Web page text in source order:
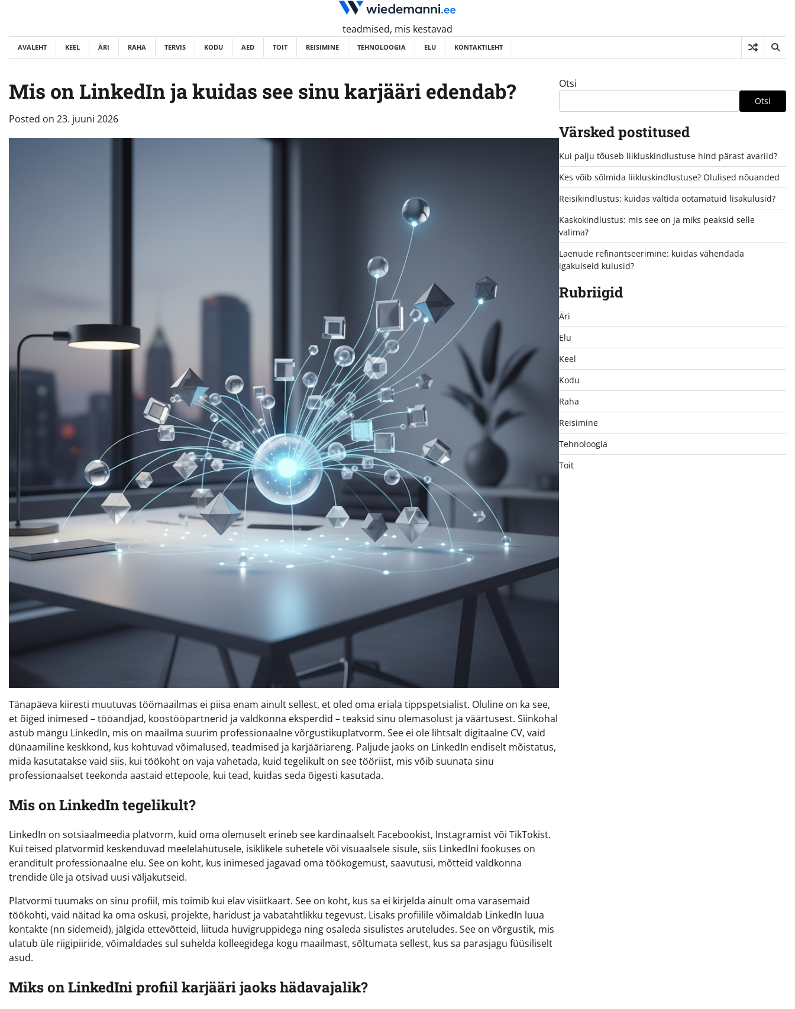
content
teadmised, mis kestavad
AVALEHT KEEL ÄRI RAHA TERVIS KODU AED TOIT REISIMINE TEHNOLOOGIA ELU KONTAKTILEHT
Mis on LinkedIn ja kuidas see sinu karjääri edendab?
Posted on 23. juuni 2026
Tänapäeva kiiresti muutuvas töömaailmas ei piisa enam ainult sellest, et oled oma eriala tippspetsialist. Oluline on ka see,
et õiged inimesed – tööandjad, koostööpartnerid ja valdkonna eksperdid – teaksid sinu olemasolust ja väärtusest. Siinkohal
astub mängu LinkedIn, mis on maailma suurim professionaalne võrgustikuplatvorm. See ei ole lihtsalt digitaalne CV, vaid
dünaamiline keskkond, kus kohtuvad võimalused, teadmised ja karjääriareng. Paljude jaoks on LinkedIn endiselt mõistatus,
mida kasutatakse vaid siis, kui töökoht on vaja vahetada, kuid tegelikult on see tööriist, mis võib suunata sinu
professionaalset teekonda aastaid ettepoole, kui tead, kuidas seda õigesti kasutada.
Mis on LinkedIn tegelikult?
LinkedIn on sotsiaalmeedia platvorm, kuid oma olemuselt erineb see kardinaalselt Facebookist, Instagramist või TikTokist.
Kui teised platvormid keskenduvad meelelahutusele, isiklikele suhetele või visuaalsele sisule, siis LinkedIni fookuses on
eranditult professionaalne elu. See on koht, kus inimesed jagavad oma töökogemust, saavutusi, mõtteid valdkonna
trendide üle ja otsivad uusi väljakutseid.
Platvormi tuumaks on sinu profiil, mis toimib kui elav visiitkaart. See on koht, kus sa ei kirjelda ainult oma varasemaid
töökohti, vaid näitad ka oma oskusi, projekte, haridust ja vabatahtlikku tegevust. Lisaks profiilile võimaldab LinkedIn luua
kontakte (nn sidemeid), jälgida ettevõtteid, liituda huvigruppidega ning osaleda sisulistes aruteludes. See on võrgustik, mis
ulatub üle riigipiiride, võimaldades sul suhelda kolleegidega kogu maailmast, sõltumata sellest, kus sa parasjagu füüsiliselt
asud.
Miks on LinkedIni profiil karjääri jaoks hädavajalik?
Otsi
Otsi
Värsked postitused
Kui palju tõuseb liikluskindlustuse hind pärast avariid?
Kes võib sõlmida liikluskindlustuse? Olulised nõuanded
Reisikindlustus: kuidas vältida ootamatuid lisakulusid?
Kaskokindlustus: mis see on ja miks peaksid selle
valima?
Laenude refinantseerimine: kuidas vähendada
igakuiseid kulusid?
Rubriigid
Äri
Elu
Keel
Kodu
Raha
Reisimine
Tehnoloogia
Toit